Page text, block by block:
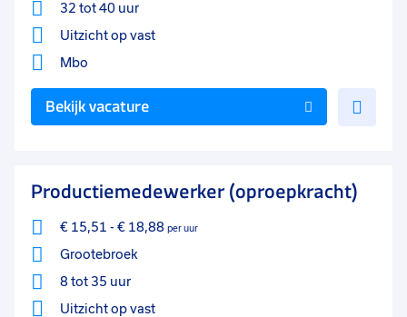
32 tot 40 uur
Uitzicht op vast
Mbo
Bekijk vacature
Productiemedewerker (oproepkracht)
€ 15,51 - € 18,88 per uur
Grootebroek
8 tot 35 uur
Uitzicht op vast